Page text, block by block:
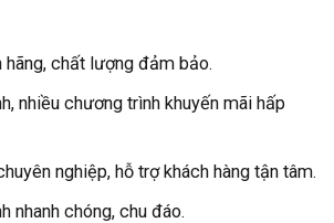
hãng, chất lượng đảm bảo.
nhiều chương trình khuyến mãi hấp
nghiệp, hỗ trợ khách hàng tận tâm.
nhanh chóng, chu đáo.